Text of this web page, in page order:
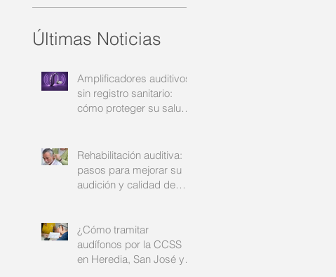
completa
Últimas Noticias
Amplificadores auditivos
sin registro sanitario:
cómo proteger su salud
Rehabilitación auditiva:
pasos para mejorar su
audición y calidad de
¿Cómo tramitar
audífonos por la CCSS
en Heredia, San José y